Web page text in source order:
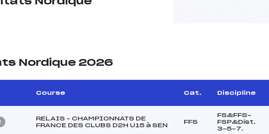
Nordique 2026
Course Cat. Discipline
RELAIS – CHAMPIONNATS DE
FRANCE DES CLUBS D2H U15 à SEN
FFS
FS&FFS-
FSP&Dist.
3-5-7.